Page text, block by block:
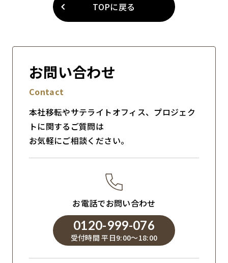
TOPに戻る
お問い合わせ
Contact
本社移転やサテライトオフィス、プロジェク
トに関するご質問は
お気軽にご相談ください。
お電話でお問い合わせ
0120-999-076
受付時間 平日9:00～18:00